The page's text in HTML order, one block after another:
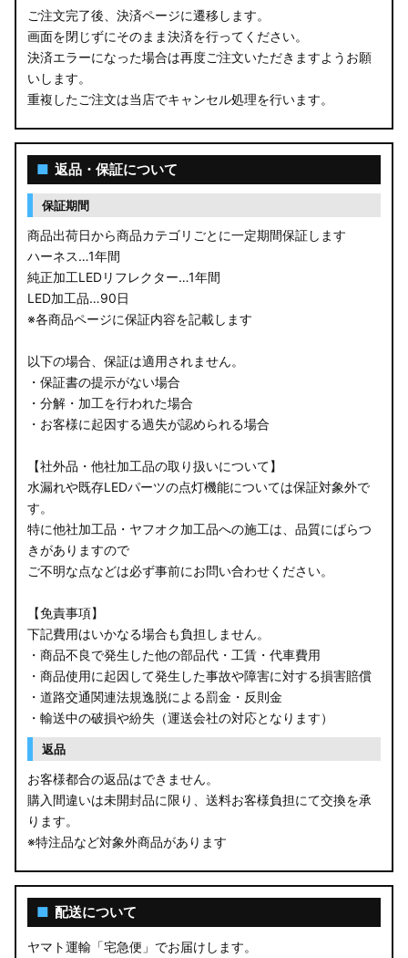
ご注文完了後、決済ページに遷移します。
画面を閉じずにそのまま決済を行ってください。
決済エラーになった場合は再度ご注文いただきますようお願
いします。
重複したご注文は当店でキャンセル処理を行います。
■ 返品・保証について
保証期間
商品出荷日から商品カテゴリごとに一定期間保証します
ハーネス…1年間
純正加工LEDリフレクター…1年間
LED加工品…90日
※各商品ページに保証内容を記載します
以下の場合、保証は適用されません。
・保証書の提示がない場合
・分解・加工を行われた場合
・お客様に起因する過失が認められる場合
【社外品・他社加工品の取り扱いについて】
水漏れや既存LEDパーツの点灯機能については保証対象外で
す。
特に他社加工品・ヤフオク加工品への施工は、品質にばらつ
きがありますので
ご不明な点などは必ず事前にお問い合わせください。
【免責事項】
下記費用はいかなる場合も負担しません。
・商品不良で発生した他の部品代・工賃・代車費用
・商品使用に起因して発生した事故や障害に対する損害賠償
・道路交通関連法規逸脱による罰金・反則金
・輸送中の破損や紛失（運送会社の対応となります）
返品
お客様都合の返品はできません。
購入間違いは未開封品に限り、送料お客様負担にて交換を承
ります。
※特注品など対象外商品があります
■ 配送について
ヤマト運輸「宅急便」でお届けします。